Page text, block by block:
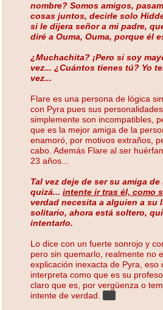
nombre? Somos amigos,
cosas juntos, decirle solo
si le dijera señor a mi padre,
diré a Ouma, Ouma, porque él
¿Muchachita? ¡Pero si soy
vez... ¿Cuántos tienes tú? Yo
vez...
Flare es una persona de lógica
con Pyra pues sus personalidades
simplemente son incompatibles,
que es la mejor amiga de la
enamoró, por motivos extraños,
cabo. Además Flare al ser
23 años...
Tal vez deje de ser su amiga
quizá... intente ir tras él, como
verdad necesita a alguien a su
solitario, ahora está soltero,
intentarlo.
Lo dice con un fuerte sonrojo y
pero sin quemarlo, realmente no
explicación inexacta de Pyra, eso
interpreta como que es su
claro que es, por vergüenza o
intente de verdad.